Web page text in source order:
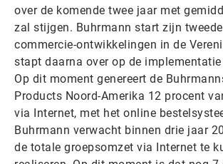
over de komende twee jaar met
zal stijgen. Buhrmann start zijn
commercie-ontwikkelingen in de
stapt daarna over op de
Op dit moment genereert de
Products Noord-Amerika 12 procent
via Internet, met het online
Buhrmann verwacht binnen drie jaar
de totale groepsomzet via Internet te